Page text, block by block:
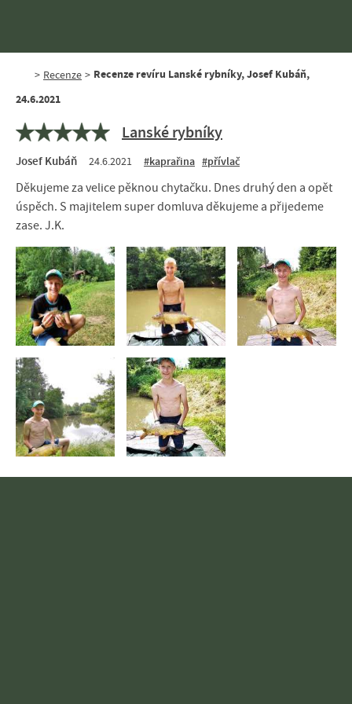
> Recenze > Recenze revíru Lanské rybníky, Josef Kubáň,
24.6.2021
Lanské rybníky
Josef Kubáň 24.6.2021 #kaprařina #přívlač
Děkujeme za velice pěknou chytačku. Dnes druhý den a opět
úspěch. S majitelem super domluva děkujeme a přijedeme
zase. J.K.